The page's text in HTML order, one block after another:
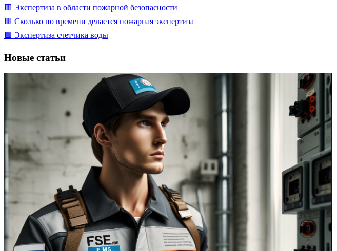
🟥 Экспертиза в области пожарной безопасности
🟥 Сколько по времени делается пожарная экспертиза
🟩 Экспертиза счетчика воды
Новые статьи